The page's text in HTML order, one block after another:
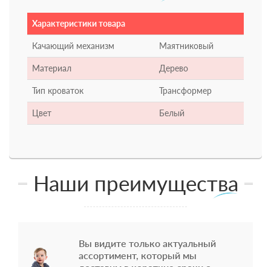
Характеристики товара
Качающий механизм Маятниковый
Материал Дерево
Тип кроваток Трансформер
Цвет Белый
Наши преимущества
Вы видите только актуальный
ассортимент, который мы